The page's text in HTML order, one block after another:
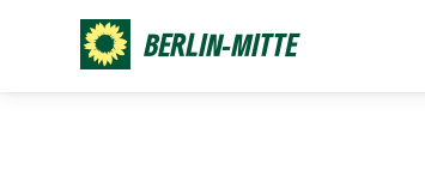
BERLIN-MITTE